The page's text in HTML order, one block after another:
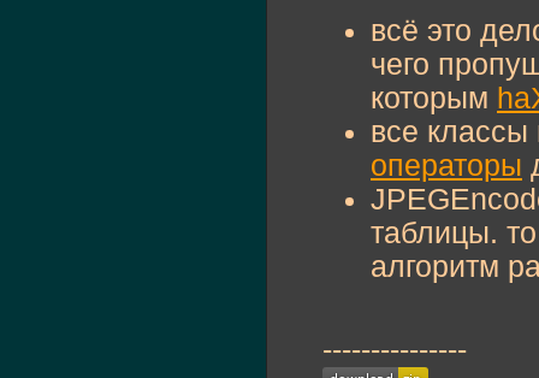
// тест
			t =
text
			t =
text
// тест
			t =
var
s1:
text
всё это
чего
которым
все
операторы
таблицы.
алгоритм
---------------